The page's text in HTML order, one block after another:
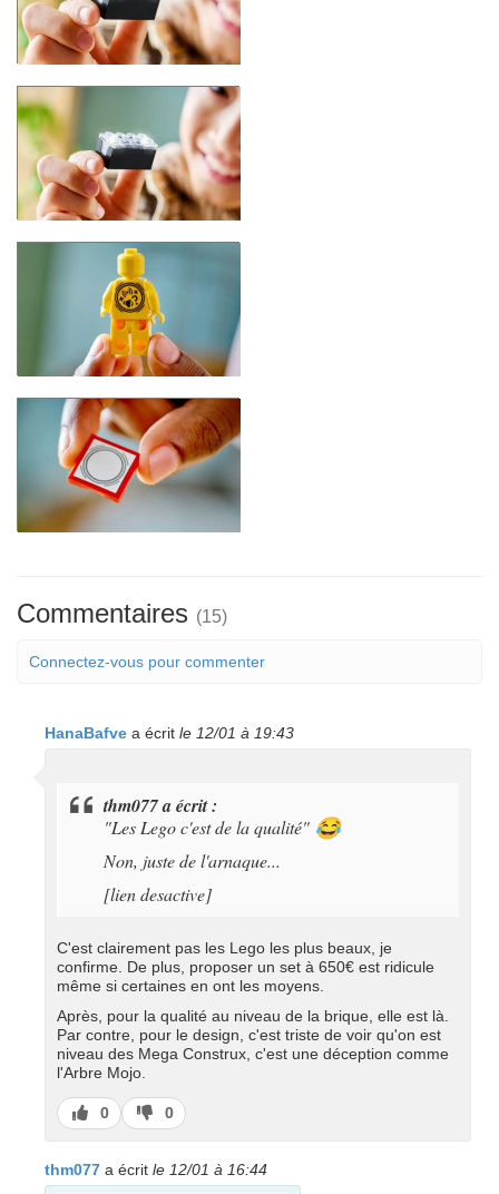
Commentaires (15)
Connectez-vous pour commenter
HanaBafve a écrit le 12/01 à 19:43
thm077 a écrit :
"Les Lego c'est de la qualité" 😂
Non, juste de l'arnaque...
[lien desactive]
C'est clairement pas les Lego les plus beaux, je
confirme. De plus, proposer un set à 650€ est ridicule
même si certaines en ont les moyens.
Après, pour la qualité au niveau de la brique, elle est là.
Par contre, pour le design, c'est triste de voir qu'on est
niveau des Mega Construx, c'est une déception comme
l'Arbre Mojo.
J’aime
0
J’aime
pas
0
thm077 a écrit le 12/01 à 16:44